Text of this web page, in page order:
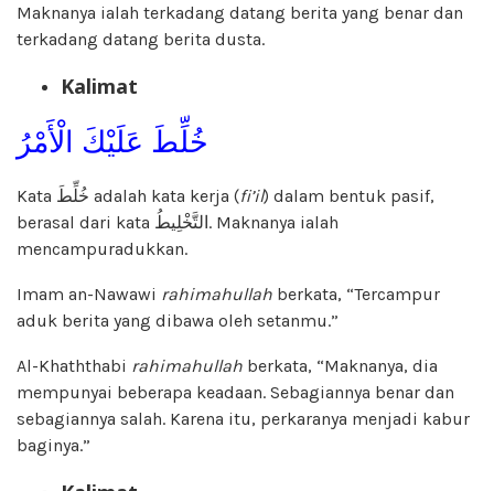
Maknanya ialah terkadang datang berita yang benar dan
terkadang datang berita dusta.
Kalimat
خُلِّطَ عَلَيْكَ الْأَمْرُ
Kata خُلِّطَ adalah kata kerja (fi’il) dalam bentuk pasif,
berasal dari kata التَّخْلِيطُ. Maknanya ialah
mencampuradukkan.
Imam an-Nawawi rahimahullah berkata, “Tercampur
aduk berita yang dibawa oleh setanmu.”
Al-Khaththabi rahimahullah berkata, “Maknanya, dia
mempunyai beberapa keadaan. Sebagiannya benar dan
sebagiannya salah. Karena itu, perkaranya menjadi kabur
baginya.”